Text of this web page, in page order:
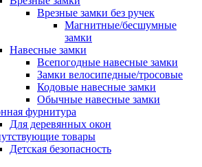
Врезные замки без ручек
Магнитные/бесшумные
замки
Навесные замки
Всепогодные навесные замки
Замки велосипедные/тросовые
Кодовые навесные замки
Обычные навесные замки
фурнитура
Для деревянных окон
товары
Детская безопасность